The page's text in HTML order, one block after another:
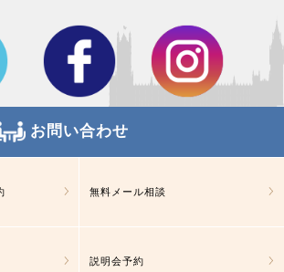
お問い合わせ
無料メール相談
説明会予約